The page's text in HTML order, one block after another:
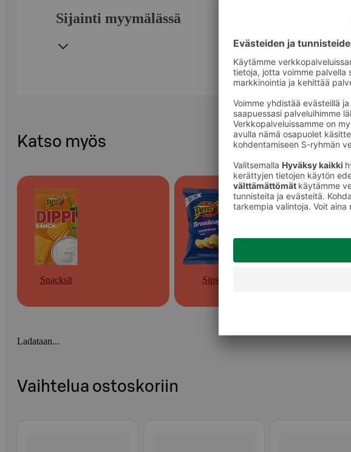
Sijainti myymälässä
Katso myös
Snacksit Sipsit
Ladataan...
Vaihtelua ostoskoriin